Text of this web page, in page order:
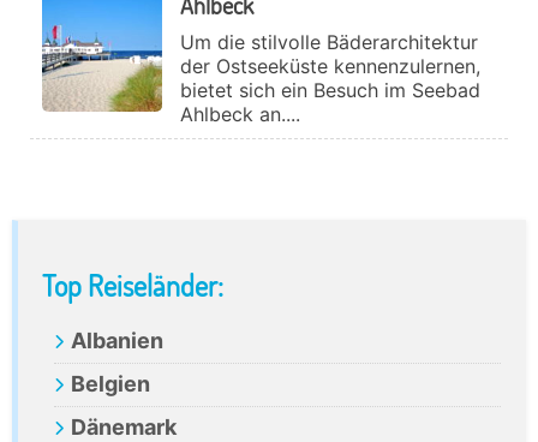
Um die stilvolle Bäderarchitektur
der Ostseeküste kennenzulernen,
bietet sich ein Besuch im Seebad
Ahlbeck an....
Primary
Sidebar
Top Reiseländer:
Albanien
Belgien
Dänemark